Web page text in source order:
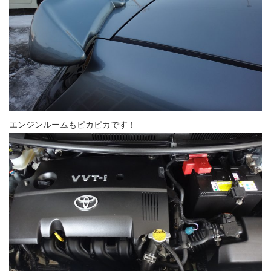
エンジンルームもピカピカです！